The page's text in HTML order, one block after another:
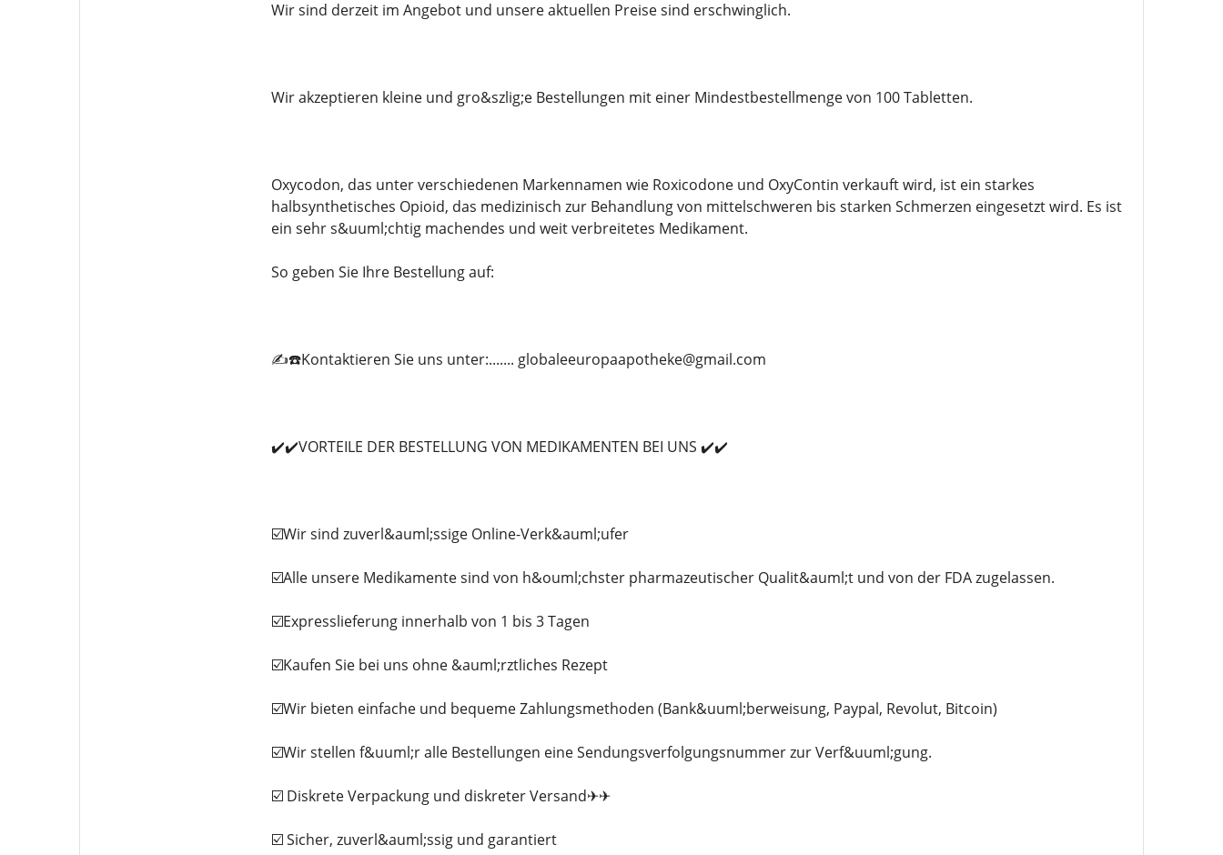
Wir sind derzeit im Angebot und unsere aktuellen Preise sind erschwinglich.
Wir akzeptieren kleine und gro&szlig;e Bestellungen mit einer Mindestbestellmenge von 100 Tabletten.
Oxycodon, das unter verschiedenen Markennamen wie Roxicodone und OxyContin verkauft wird, ist ein starkes
halbsynthetisches Opioid, das medizinisch zur Behandlung von mittelschweren bis starken Schmerzen eingesetzt wird. Es ist
ein sehr s&uuml;chtig machendes und weit verbreitetes Medikament.
So geben Sie Ihre Bestellung auf:
✍️☎️Kontaktieren Sie uns unter:....... globaleeuropaapotheke@gmail.com
✔️✔️VORTEILE DER BESTELLUNG VON MEDIKAMENTEN BEI UNS ✔️✔️
☑️Wir sind zuverl&auml;ssige Online-Verk&auml;ufer
☑️Alle unsere Medikamente sind von h&ouml;chster pharmazeutischer Qualit&auml;t und von der FDA zugelassen.
☑️Expresslieferung innerhalb von 1 bis 3 Tagen
☑️Kaufen Sie bei uns ohne &auml;rztliches Rezept
☑️Wir bieten einfache und bequeme Zahlungsmethoden (Bank&uuml;berweisung, Paypal, Revolut, Bitcoin)
☑️Wir stellen f&uuml;r alle Bestellungen eine Sendungsverfolgungsnummer zur Verf&uuml;gung.
☑️ Diskrete Verpackung und diskreter Versand✈✈
☑️ Sicher, zuverl&auml;ssig und garantiert